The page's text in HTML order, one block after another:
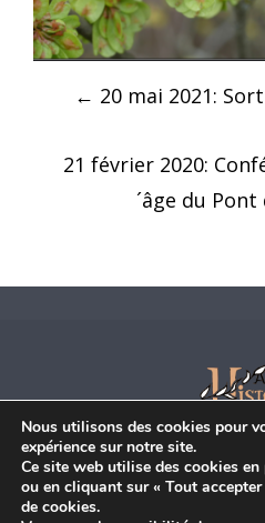
des
articles
← 20 mai 2021:
21 février 2020:
´âge du Pont
Adhésion|
Les Amis de l’Histoire
Château-
Nous utilisons des cookies pour
expérience sur notre site.
Ce site web utilise des cookies
ou en cliquant sur « Tout
de cookies.